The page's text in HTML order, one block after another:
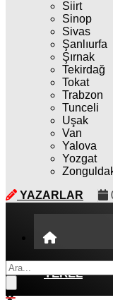
Siirt
Sinop
Sivas
Şanlıurfa
Şırnak
Tekirdağ
Tokat
Trabzon
Tunceli
Uşak
Van
Yalova
Yozgat
YAZARLAR
YEREL